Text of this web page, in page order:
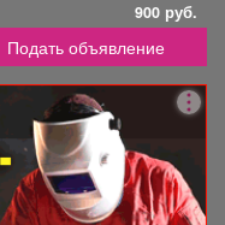
900 руб.
Подать объявление